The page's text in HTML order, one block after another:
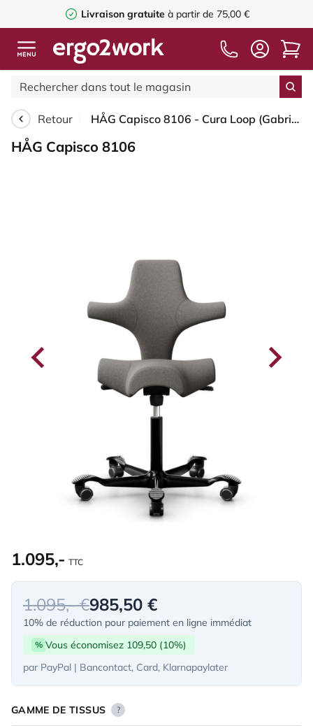
Livraison gratuite à partir de 75,00 €
Retour HÅG Capisco 8106 - Cura Loop (Gabriel) - Polyester recyclé - CLP61168 Beige-grey - Noir - 150 mm (hauteur d’assise 40–55 cm) - Roues souples pour sols durs
HÅG Capisco 8106
1.095,- TTC
1.095,- €985,50 €
10% de réduction pour paiement en ligne immédiat
% Vous économisez 109,50 (10%)
par PayPal | Bancontact, Card, Klarnapaylater
GAMME DE TISSUS ?